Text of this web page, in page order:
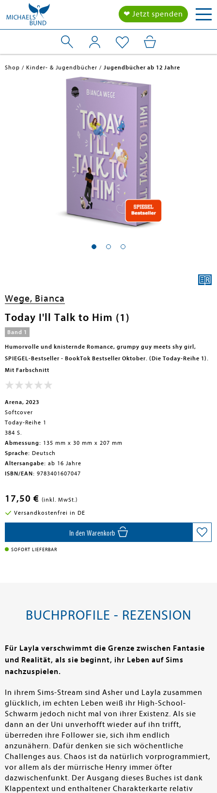
❤ Jetzt spenden
submenu
submenu
submenu
Shop Kinder- & Jugendbücher Jugendbücher ab 12 Jahre
Wege, Bianca
Today I'll Talk to Him (1)
Band 1
Humorvolle und knisternde Romance, grumpy guy meets shy girl,
SPIEGEL-Bestseller - BookTok Bestseller Oktober. (Die Today-Reihe 1).
Mit Farbschnitt
Arena, 2023
Softcover
Today-Reihe 1
384 S.
Abmessung: 135 mm x 30 mm x 207 mm
Sprache: Deutsch
Altersangabe: ab 16 Jahre
ISBN/EAN: 9783401607047
17,50 € (inkl. MwSt.)
Versandkostenfrei in DE
In den Warenkorb
SOFORT LIEFERBAR
BUCHPROFILE - REZENSION
Für Layla verschwimmt die Grenze zwischen Fantasie
und Realität, als sie beginnt, ihr Leben auf Sims
nachzuspielen.
In ihrem Sims-Stream sind Asher und Layla zusammen
glücklich, im echten Leben weiß ihr High-School-
Schwarm jedoch nicht mal von ihrer Existenz. Als sie
dann an der Uni unverhofft wieder auf ihn trifft,
überreden ihre Follower sie, sich ihm endlich
anzunähern. Dafür denken sie sich wöchentliche
Challenges aus. Chaos ist da natürlich vorprogrammiert,
vor allem als der mürrische Henry immer öfter
dazwischenfunkt. Der Ausgang dieses Buches ist dank
Klappentext und enthaltener Charakterkarte relativ